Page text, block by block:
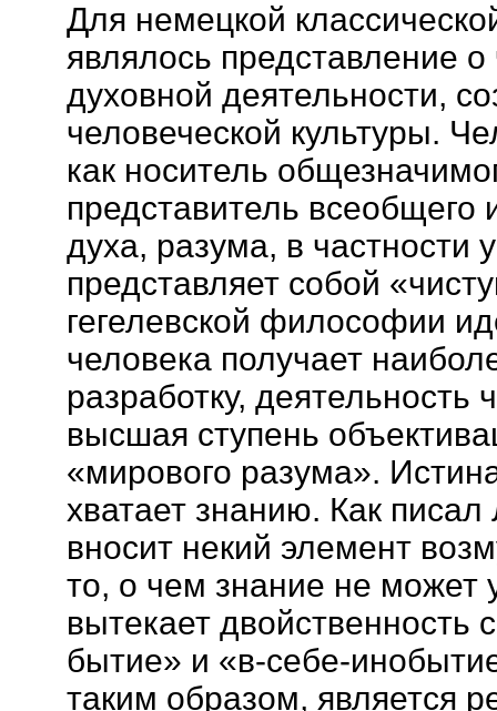
Для немецкой
являлось представление о
духовной деятельности,
человеческой культуры.
как носитель
представитель
духа, разума, в частности
представляет собой
гегелевской философии
человека получает
разработку, деятельность
высшая ступень
«мирового разума».
хватает знанию. Как писал
вносит некий элемент
то, о чем знание не может
вытекает двойственность
бытие» и «в-себе-
таким образом, является